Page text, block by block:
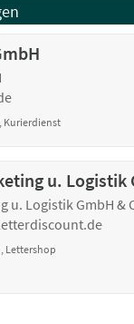
Kurierdienst
u. Logistik
u. Logistik GmbH &
Lettershop